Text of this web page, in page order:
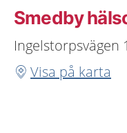
Smedby
Ingelstorpsvägen
Visa på karta